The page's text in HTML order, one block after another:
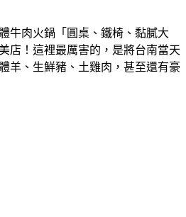
牛肉火鍋「圓桌、鐵椅、黏膩大
店！這裡最厲害的，是將台南當天
羊、生鮮豬、土雞肉，甚至還有豪